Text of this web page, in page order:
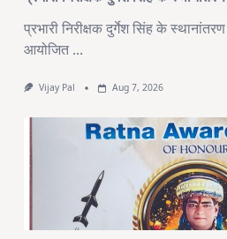
प्रभारी निरीक्षक दुर्गेश सिंह के
आयोजित ...
Vijay Pal Aug 7, 2026